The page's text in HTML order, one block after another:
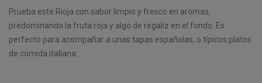
Prueba este Rioja con sabor limpio y fresco en aromas,
predominando la fruta roja y algo de regaliz en el fondo. Es
perfecto para acompañar a unas tapas españolas, o típicos platos
de comida italiana.